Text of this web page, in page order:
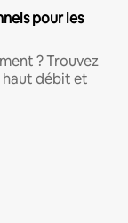
pour les
? Trouvez
haut débit et